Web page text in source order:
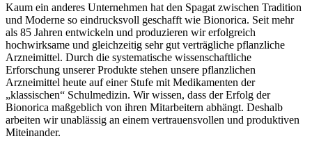
Kaum ein anderes Unternehmen hat den Spagat zwischen Tradition
und Moderne so eindrucksvoll geschafft wie Bionorica. Seit mehr
als 85 Jahren entwickeln und produzieren wir erfolgreich
hochwirksame und gleichzeitig sehr gut verträgliche pflanzliche
Arzneimittel. Durch die systematische wissenschaftliche
Erforschung unserer Produkte stehen unsere pflanzlichen
Arzneimittel heute auf einer Stufe mit Medikamenten der
„klassischen“ Schulmedizin. Wir wissen, dass der Erfolg der
Bionorica maßgeblich von ihren Mitarbeitern abhängt. Deshalb
arbeiten wir unablässig an einem vertrauensvollen und produktiven
Miteinander.